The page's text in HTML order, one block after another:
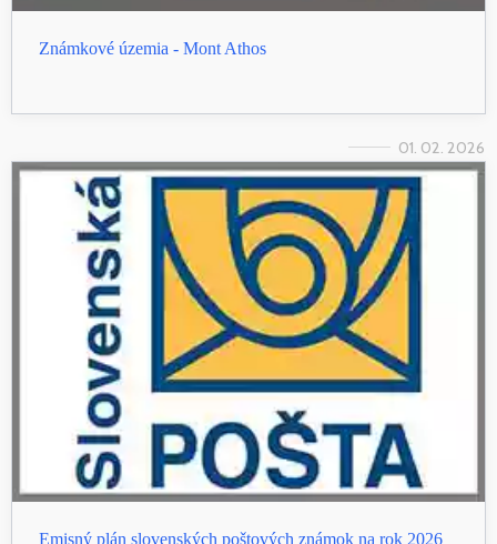
Známkové územia - Mont Athos
01. 02. 2026
Emisný plán slovenských poštových známok na rok 2026